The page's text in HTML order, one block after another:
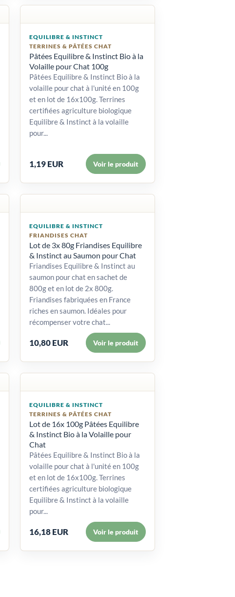
EQUILIBRE & INSTINCT
TERRINES & PÂTÉES CHAT
Pâtées Equilibre & Instinct Bio à la
Volaille pour Chat 100g
Pâtées Equilibre & Instinct Bio à la
volaille pour chat à l'unité en 100g
et en lot de 16x100g. Terrines
certifiées agriculture biologique
Equilibre & Instinct à la volaille
pour...
1,19 EUR Voir le produit
EQUILIBRE & INSTINCT
FRIANDISES CHAT
Lot de 3x 80g Friandises Equilibre
& Instinct au Saumon pour Chat
Friandises Equilibre & Instinct au
saumon pour chat en sachet de
800g et en lot de 2x 800g.
Friandises fabriquées en France
riches en saumon. Idéales pour
récompenser votre chat...
10,80 EUR Voir le produit
EQUILIBRE & INSTINCT
TERRINES & PÂTÉES CHAT
Lot de 16x 100g Pâtées Equilibre
& Instinct Bio à la Volaille pour
Chat
Pâtées Equilibre & Instinct Bio à la
volaille pour chat à l'unité en 100g
et en lot de 16x100g. Terrines
certifiées agriculture biologique
Equilibre & Instinct à la volaille
pour...
16,18 EUR Voir le produit